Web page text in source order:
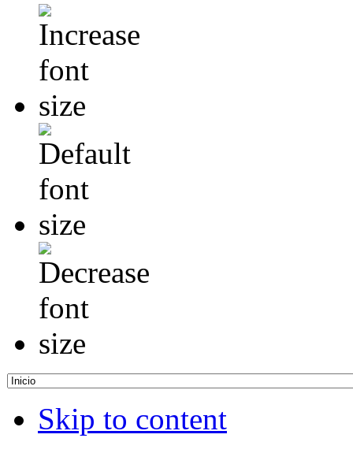
Skip to content